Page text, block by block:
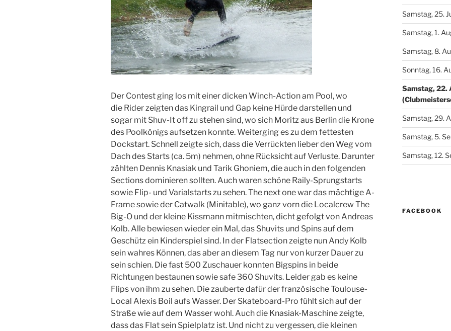
Der Contest ging los mit einer dicken Winch-Action am Pool, wo
die Rider zeigten das Kingrail und Gap keine Hürde darstellen und
sogar mit Shuv-It off zu stehen sind, wo sich Moritz aus Berlin die Krone
des Poolkönigs aufsetzen konnte. Weiterging es zu dem fettesten
Dockstart. Schnell zeigte sich, dass die Verrückten lieber den Weg vom
Dach des Starts (ca. 5m) nehmen, ohne Rücksicht auf Verluste. Darunter
zählten Dennis Knasiak und Tarik Ghoniem, die auch in den folgenden
Sections dominieren sollten. Auch waren schöne Raily-Sprungstarts
sowie Flip- und Varialstarts zu sehen. The next one war das mächtige A-
Frame sowie der Catwalk (Minitable), wo ganz vorn die Localcrew The
Big-O und der kleine Kissmann mitmischten, dicht gefolgt von Andreas
Kolb. Alle bewiesen wieder ein Mal, das Shuvits und Spins auf dem
Geschütz ein Kinderspiel sind. In der Flatsection zeigte nun Andy Kolb
sein wahres Können, das aber an diesem Tag nur von kurzer Dauer zu
sein schien. Die fast 500 Zuschauer konnten Bigspins in beide
Richtungen bestaunen sowie safe 360 Shuvits. Leider gab es keine
Flips von ihm zu sehen. Die zauberte dafür der französische Toulouse-
Local Alexis Boil aufs Wasser. Der Skateboard-Pro fühlt sich auf der
Straße wie auf dem Wasser wohl. Auch die Knasiak-Maschine zeigte,
dass das Flat sein Spielplatz ist. Und nicht zu vergessen, die kleinen
Samstag, 25.
Samstag, 1.
Samstag, 8.
Sonntag, 16.
Samstag, 22.
Samstag, 29.
Samstag, 5.
Samstag, 12.
FACEBOOK